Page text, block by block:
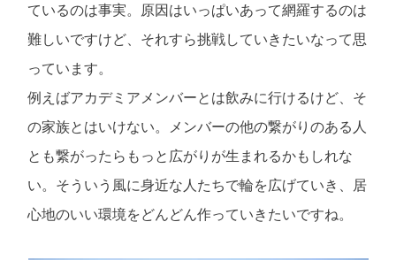
ているのは事実。原因はいっぱいあって網羅するのは
難しいですけど、それすら挑戦していきたいなって思
っています。
例えばアカデミアメンバーとは飲みに行けるけど、そ
の家族とはいけない。メンバーの他の繋がりのある人
とも繋がったらもっと広がりが生まれるかもしれな
い。そういう風に身近な人たちで輪を広げていき、居
心地のいい環境をどんどん作っていきたいですね。